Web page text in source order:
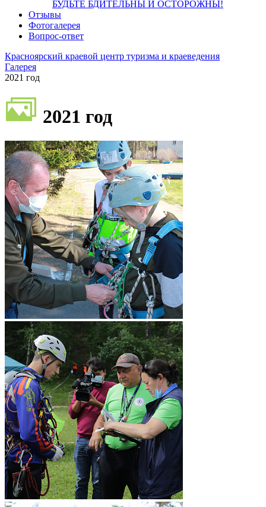
БУДЬТЕ БДИТЕЛЬНЫ И ОСТОРОЖНЫ!
Отзывы
Фотогалерея
Вопрос-ответ
Красноярский краевой центр туризма и краеведения
Галерея
2021 год
2021 год